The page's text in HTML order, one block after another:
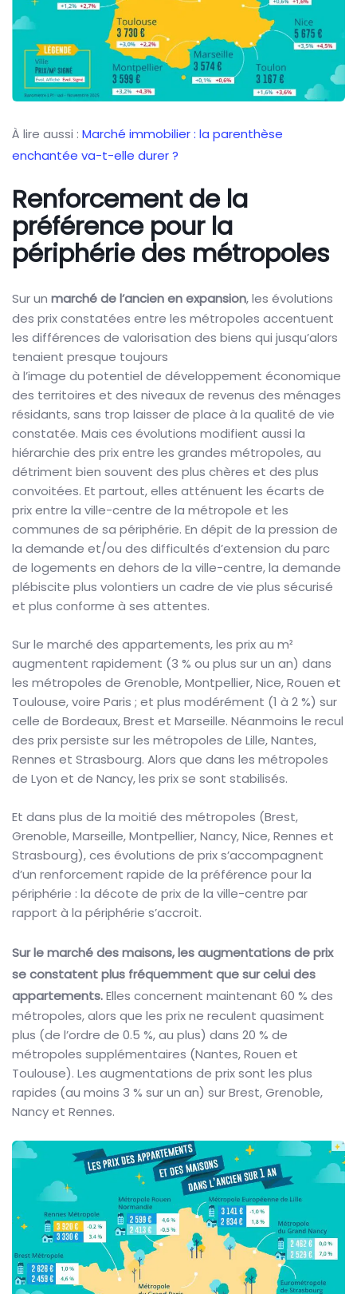
À lire aussi : Marché immobilier : la parenthèse
enchantée va-t-elle durer ?
Renforcement de la
préférence pour la
périphérie des métropoles
Sur un marché de l’ancien en expansion, les évolutions
des prix constatées entre les métropoles accentuent
les différences de valorisation des biens qui jusqu’alors
tenaient presque toujours
à l’image du potentiel de développement économique
des territoires et des niveaux de revenus des ménages
résidants, sans trop laisser de place à la qualité de vie
constatée. Mais ces évolutions modifient aussi la
hiérarchie des prix entre les grandes métropoles, au
détriment bien souvent des plus chères et des plus
convoitées. Et partout, elles atténuent les écarts de
prix entre la ville-centre de la métropole et les
communes de sa périphérie. En dépit de la pression de
la demande et/ou des difficultés d’extension du parc
de logements en dehors de la ville-centre, la demande
plébiscite plus volontiers un cadre de vie plus sécurisé
et plus conforme à ses attentes.
Sur le marché des appartements, les prix au m²
augmentent rapidement (3 % ou plus sur un an) dans
les métropoles de Grenoble, Montpellier, Nice, Rouen et
Toulouse, voire Paris ; et plus modérément (1 à 2 %) sur
celle de Bordeaux, Brest et Marseille. Néanmoins le recul
des prix persiste sur les métropoles de Lille, Nantes,
Rennes et Strasbourg. Alors que dans les métropoles
de Lyon et de Nancy, les prix se sont stabilisés.
Et dans plus de la moitié des métropoles (Brest,
Grenoble, Marseille, Montpellier, Nancy, Nice, Rennes et
Strasbourg), ces évolutions de prix s’accompagnent
d’un renforcement rapide de la préférence pour la
périphérie : la décote de prix de la ville-centre par
rapport à la périphérie s’accroit.
Sur le marché des maisons, les augmentations de prix
se constatent plus fréquemment que sur celui des
appartements.Elles concernent maintenant 60 % des
métropoles, alors que les prix ne reculent quasiment
plus (de l’ordre de 0.5 %, au plus) dans 20 % de
métropoles supplémentaires (Nantes, Rouen et
Toulouse). Les augmentations de prix sont les plus
rapides (au moins 3 % sur un an) sur Brest, Grenoble,
Nancy et Rennes.